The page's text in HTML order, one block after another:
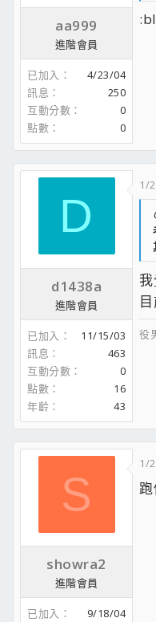
aa999
進階會員
已加入
4/23/04
訊息
250
互動分數
0
點數
0
D
d1438a
進階會員
已加入
11/15/03
訊息
463
互動分數
0
點數
16
年齡
43
1/
役
S
showra2
進階會員
已加入
9/18/04
1/